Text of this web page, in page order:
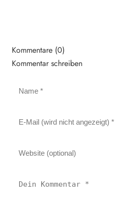
Kommentare (0)
Kommentar schreiben